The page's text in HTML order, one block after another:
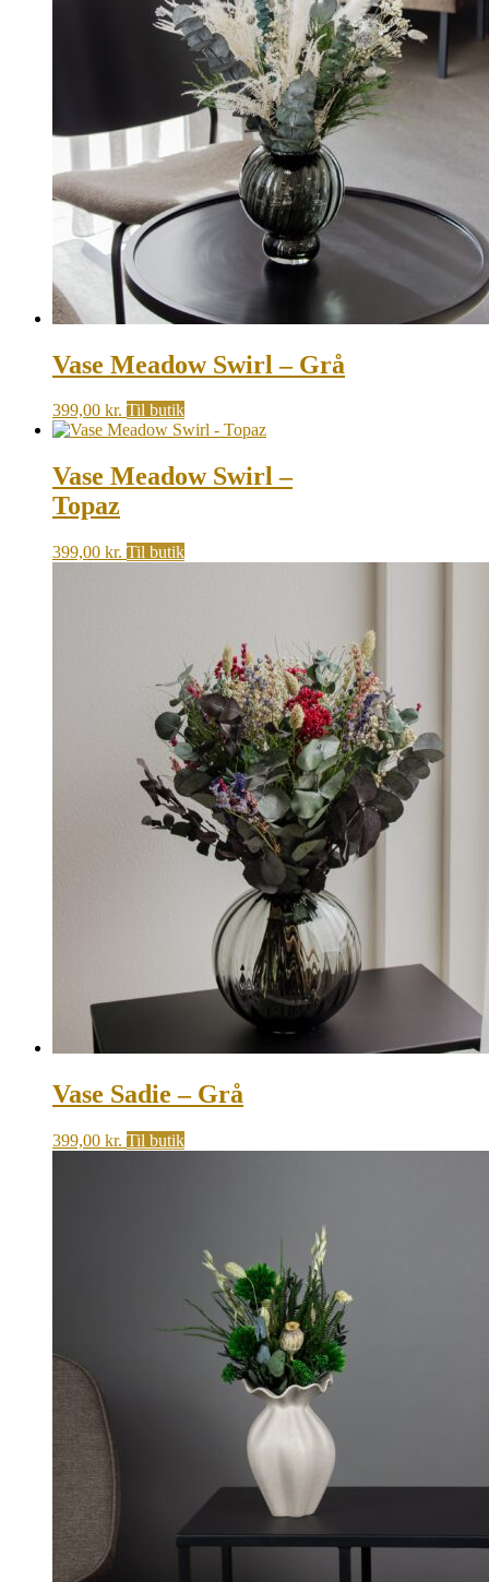
Vase Meadow Swirl – Grå
399,00 kr. Til butik
Vase Meadow Swirl –
Topaz
399,00 kr. Til butik
Vase Sadie – Grå
399,00 kr. Til butik